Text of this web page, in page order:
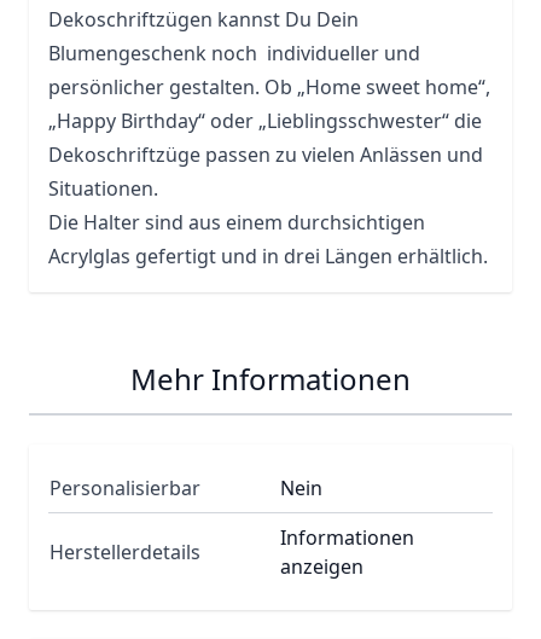
Dekoschriftzügen kannst Du Dein
Blumengeschenk noch individueller und
persönlicher gestalten. Ob „Home sweet home“,
„Happy Birthday“ oder „Lieblingsschwester“ die
Dekoschriftzüge passen zu vielen Anlässen und
Situationen.
Die Halter sind aus einem durchsichtigen
Acrylglas gefertigt und in drei Längen erhältlich.
Mehr Informationen
Personalisierbar Nein
Herstellerdetails
Informationen
anzeigen